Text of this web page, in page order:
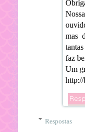
mas
faz
Um
http://
Respostas